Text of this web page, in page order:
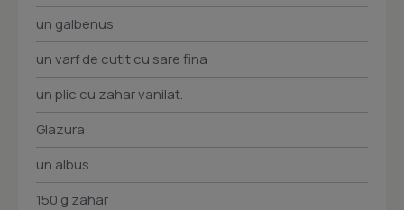
un galbenus
un varf de cutit cu sare fina
un plic cu zahar vanilat.
Glazura:
un albus
150 g zahar